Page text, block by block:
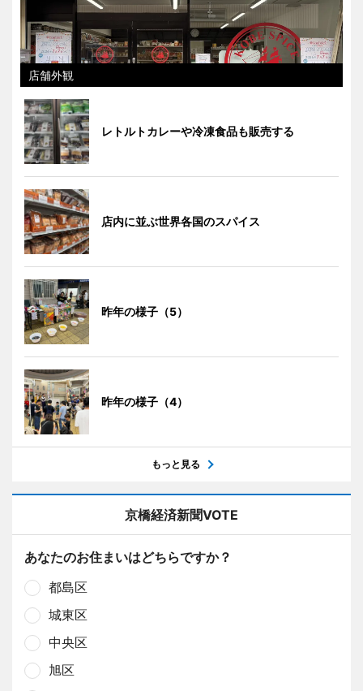
店舗外観
レトルトカレーや冷凍食品も販売する
店内に並ぶ世界各国のスパイス
昨年の様子（5）
昨年の様子（4）
もっと見る
京橋経済新聞VOTE
あなたのお住まいはどちらですか？
都島区
城東区
中央区
旭区